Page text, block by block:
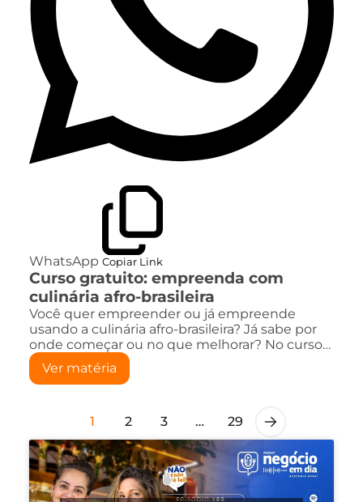
WhatsApp Copiar Link
Curso gratuito: empreenda com
culinária afro-brasileira
Você quer empreender ou já empreende
usando a culinária afro-brasileira? Já sabe por
onde começar ou no que melhorar? No curso…
Ver matéria
1 2 3 … 29